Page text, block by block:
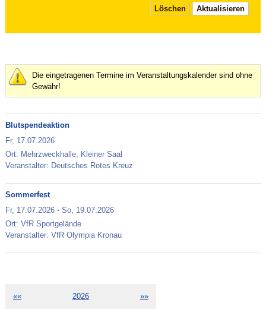
Löschen Aktualisieren
Die eingetragenen Termine im Veranstaltungskalender sind ohne
Gewähr!
Blutspendeaktion
Fr, 17.07.2026
Ort: Mehrzweckhalle, Kleiner Saal
Veranstalter: Deutsches Rotes Kreuz
Sommerfest
Fr, 17.07.2026- So, 19.07.2026
Ort: VfR Sportgelände
Veranstalter: VfR Olympia Kronau
«« 2026 »»